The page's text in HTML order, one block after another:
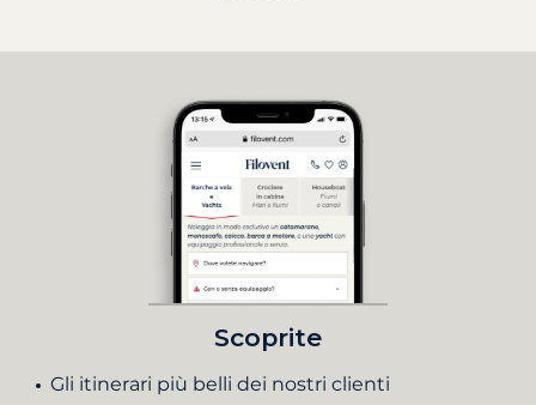
Scoprite
Gli itinerari più belli dei nostri clienti